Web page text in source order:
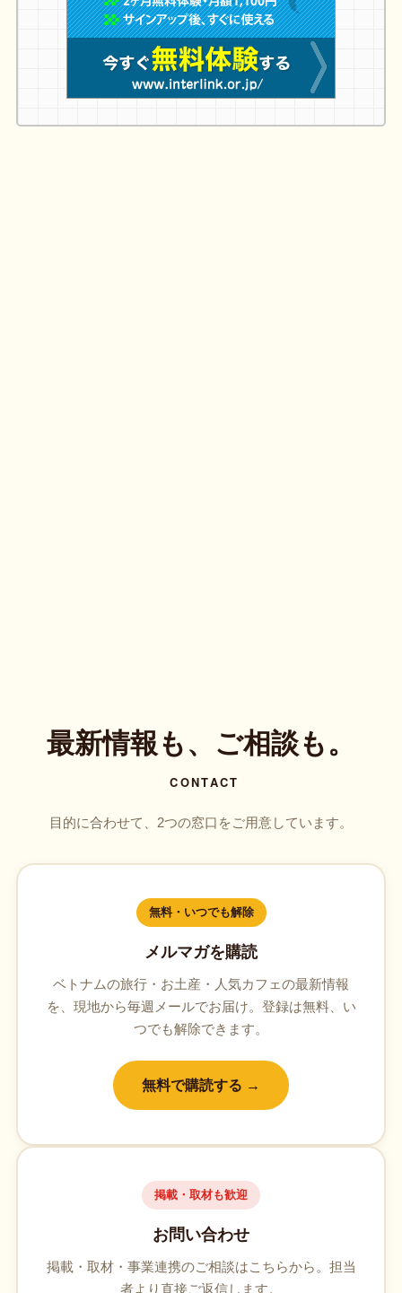
最新情報も、ご相談も。
CONTACT
目的に合わせて、2つの窓口をご用意しています。
無料・いつでも解除
メルマガを購読
ベトナムの旅行・お土産・人気カフェの最新情報
を、現地から毎週メールでお届け。登録は無料、い
つでも解除できます。
無料で購読する →
掲載・取材も歓迎
お問い合わせ
掲載・取材・事業連携のご相談はこちらから。担当
者より直接ご返信します。